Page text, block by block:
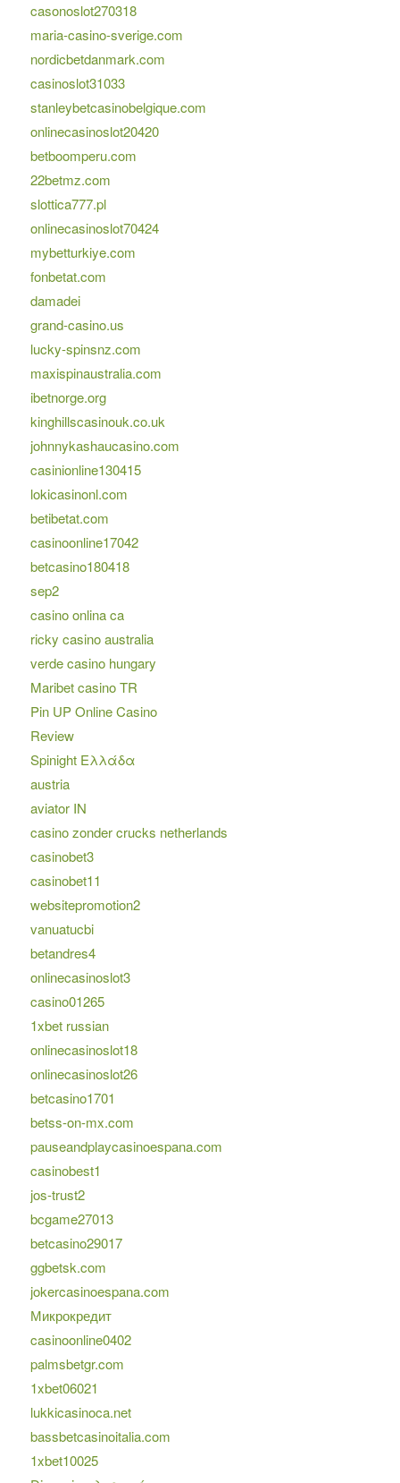
casonoslot270318
maria-casino-sverige.com
nordicbetdanmark.com
casinoslot31033
stanleybetcasinobelgique.com
onlinecasinoslot20420
betboomperu.com
22betmz.com
slottica777.pl
onlinecasinoslot70424
mybetturkiye.com
fonbetat.com
damadei
grand-casino.us
lucky-spinsnz.com
maxispinaustralia.com
ibetnorge.org
kinghillscasinouk.co.uk
johnnykashaucasino.com
casinionline130415
lokicasinonl.com
betibetat.com
casinoonline17042
betcasino180418
sep2
casino onlina ca
ricky casino australia
verde casino hungary
Maribet casino TR
Pin UP Online Casino
Review
Spinight Ελλάδα
austria
aviator IN
casino zonder crucks netherlands
casinobet3
casinobet11
websitepromotion2
vanuatucbi
betandres4
onlinecasinoslot3
casino01265
1xbet russian
onlinecasinoslot18
onlinecasinoslot26
betcasino1701
betss-on-mx.com
pauseandplaycasinoespana.com
casinobest1
jos-trust2
bcgame27013
betcasino29017
ggbetsk.com
jokercasinoespana.com
Микрокредит
casinoonline0402
palmsbetgr.com
1xbet06021
lukkicasinoca.net
bassbetcasinoitalia.com
1xbet10025